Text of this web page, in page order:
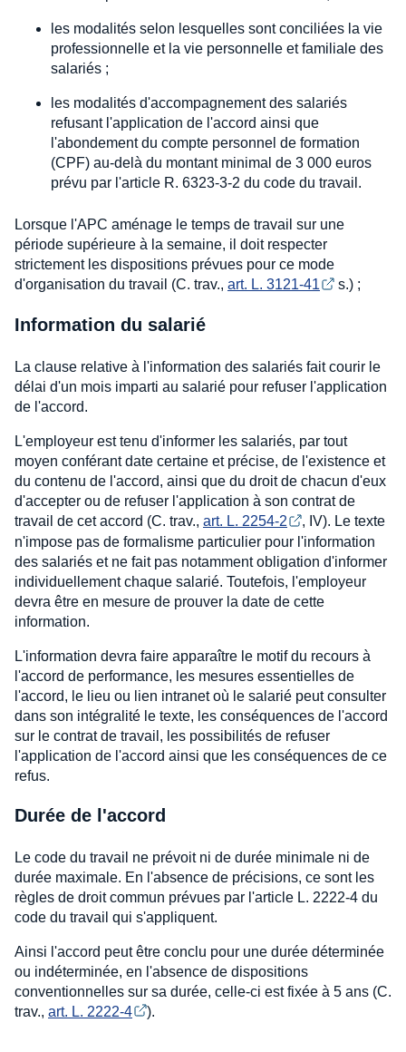
les modalités selon lesquelles sont conciliées la vie
professionnelle et la vie personnelle et familiale des
salariés ;
les modalités d'accompagnement des salariés
refusant l'application de l'accord ainsi que
l'abondement du compte personnel de formation
(CPF) au-delà du montant minimal de 3 000 euros
prévu par l'article R. 6323-3-2 du code du travail.
Lorsque l'APC aménage le temps de travail sur une
période supérieure à la semaine, il doit respecter
strictement les dispositions prévues pour ce mode
d'organisation du travail (C. trav., art. L. 3121-41 s.) ;
Information du salarié
La clause relative à l'information des salariés fait courir le
délai d'un mois imparti au salarié pour refuser l'application
de l'accord.
L'employeur est tenu d'informer les salariés, par tout
moyen conférant date certaine et précise, de l'existence et
du contenu de l'accord, ainsi que du droit de chacun d'eux
d'accepter ou de refuser l'application à son contrat de
travail de cet accord (C. trav., art. L. 2254-2
, IV). Le texte
n'impose pas de formalisme particulier pour l'information
des salariés et ne fait pas notamment obligation d'informer
individuellement chaque salarié. Toutefois, l'employeur
devra être en mesure de prouver la date de cette
information.
L'information devra faire apparaître le motif du recours à
l'accord de performance, les mesures essentielles de
l'accord, le lieu ou lien intranet où le salarié peut consulter
dans son intégralité le texte, les conséquences de l'accord
sur le contrat de travail, les possibilités de refuser
l'application de l'accord ainsi que les conséquences de ce
refus.
Durée de l'accord
Le code du travail ne prévoit ni de durée minimale ni de
durée maximale. En l'absence de précisions, ce sont les
règles de droit commun prévues par l'article L. 2222-4 du
code du travail qui s'appliquent.
Ainsi l'accord peut être conclu pour une durée déterminée
ou indéterminée, en l'absence de dispositions
conventionnelles sur sa durée, celle-ci est fixée à 5 ans (C.
trav., art. L. 2222-4 ).